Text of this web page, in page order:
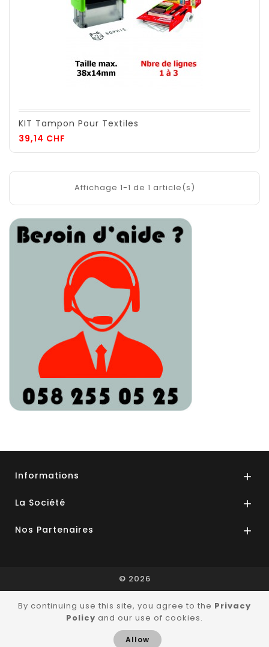
KIT Tampon Pour Textiles
39,14 CHF
Affichage 1-1 de 1 article(s)
Informations 
La Société 
Nos Partenaires 
© 2026
By continuing use this site, you agree to the Privacy
Policy and our use of cookies.
Allow